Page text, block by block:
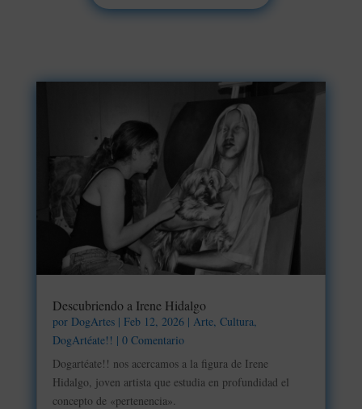
Descubriendo a Irene Hidalgo
por DogArtes| Feb 12, 2026| Arte, Cultura,
DogArtéate!! | 0 Comentario
Dogartéate!! nos acercamos a la figura de Irene
Hidalgo, joven artista que estudia en profundidad el
concepto de «pertenencia».